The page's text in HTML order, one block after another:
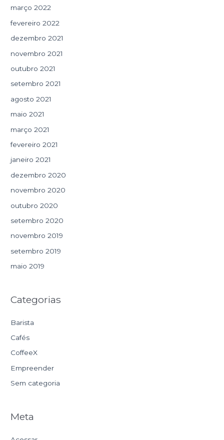
março 2022
fevereiro 2022
dezembro 2021
novembro 2021
outubro 2021
setembro 2021
agosto 2021
maio 2021
março 2021
fevereiro 2021
janeiro 2021
dezembro 2020
novembro 2020
outubro 2020
setembro 2020
novembro 2019
setembro 2019
maio 2019
Categorias
Barista
Cafés
CoffeeX
Empreender
Sem categoria
Meta